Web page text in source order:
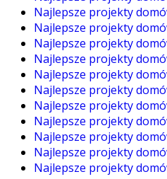
Najlepsze projekty
Najlepsze projekty
Najlepsze projekty
Najlepsze projekty
Najlepsze projekty
Najlepsze projekty
Najlepsze projekty
Najlepsze projekty
Najlepsze projekty
Najlepsze projekty
Najlepsze projekty